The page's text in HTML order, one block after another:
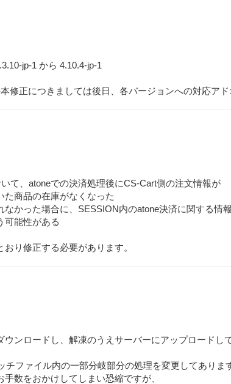
jp-1 から 4.10.4-jp-1
修正につきましては後日、各バージョンへの対応ア
て、atoneでの決済処理後にCS-Cart側の注文情報が
た商品の在庫がなくなった
なかった場合に、SESSION内のatone決済に関する情
可能性がある
り修正する必要があります。
ウンロードし、解凍のうえサーバーにアップロードし
ファイル内の一部分岐部分の処理を変更してありま
数をおかけしてしまい恐縮ですが、